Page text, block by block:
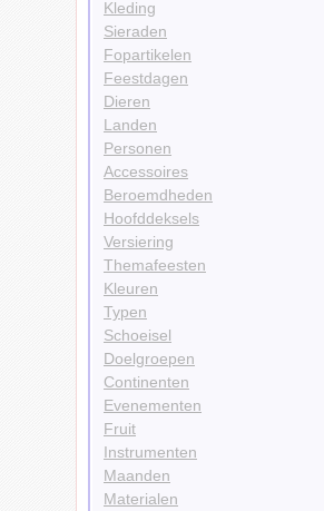
Kleding
Sieraden
Fopartikelen
Feestdagen
Dieren
Landen
Personen
Accessoires
Beroemdheden
Hoofddeksels
Versiering
Themafeesten
Kleuren
Typen
Schoeisel
Doelgroepen
Continenten
Evenementen
Fruit
Instrumenten
Maanden
Materialen